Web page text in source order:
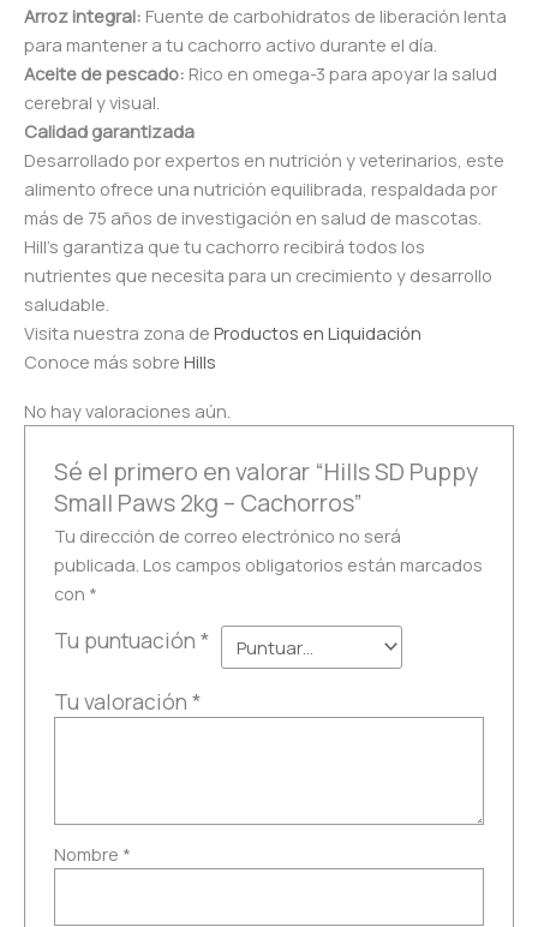
Arroz integral: Fuente de carbohidratos de liberación lenta
para mantener a tu cachorro activo durante el día.
Aceite de pescado: Rico en omega-3 para apoyar la salud
cerebral y visual.
Calidad garantizada
Desarrollado por expertos en nutrición y veterinarios, este
alimento ofrece una nutrición equilibrada, respaldada por
más de 75 años de investigación en salud de mascotas.
Hill’s garantiza que tu cachorro recibirá todos los
nutrientes que necesita para un crecimiento y desarrollo
saludable.
Visita nuestra zona de Productos en Liquidación
Conoce más sobre Hills
No hay valoraciones aún.
Sé el primero en valorar “Hills SD Puppy
Small Paws 2kg – Cachorros”
Tu dirección de correo electrónico no será
publicada. Los campos obligatorios están marcados
con *
Tu puntuación*
Tu valoración*
Nombre *